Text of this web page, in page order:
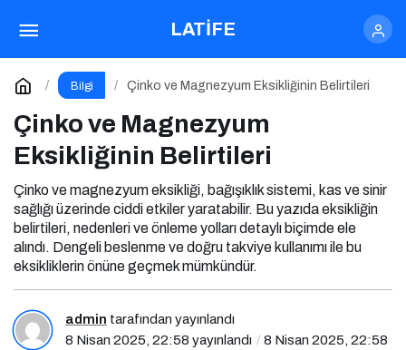
LATİFE
Bilgi Çinko ve Magnezyum Eksikliğinin Belirtileri
Çinko ve Magnezyum
Eksikliğinin Belirtileri
Çinko ve magnezyum eksikliği, bağışıklık sistemi, kas ve sinir
sağlığı üzerinde ciddi etkiler yaratabilir. Bu yazıda eksikliğin
belirtileri, nedenleri ve önleme yolları detaylı biçimde ele
alındı. Dengeli beslenme ve doğru takviye kullanımı ile bu
eksikliklerin önüne geçmek mümkündür.
admin tarafından yayınlandı
8 Nisan 2025, 22:58 yayınlandı
8 Nisan 2025, 22:58
Çinko ve Magnezyum Eksikliğinin Belirtileri
Yorum Yap